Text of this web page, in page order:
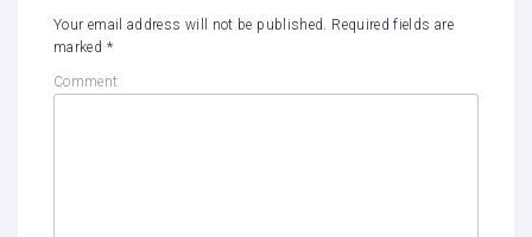
Your email address will not be published. Required fields are
marked *
Comment